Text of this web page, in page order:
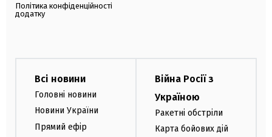
Політика конфіденційності
додатку
Всі новини
Головні новини
Новини України
Прямий ефір
Війна Росії з
Україною
Ракетні обстріли
Карта бойових дій